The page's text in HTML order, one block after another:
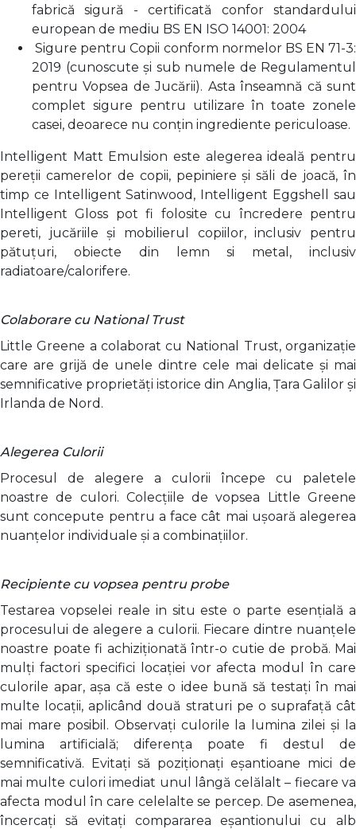
fabrică sigură - certificată confor standardului
european de mediu BS EN ISO 14001: 2004
Sigure pentru Copii conform normelor BS EN 71-3:
2019 (cunoscute și sub numele de Regulamentul
pentru Vopsea de Jucării). Asta înseamnă că sunt
complet sigure pentru utilizare în toate zonele
casei, deoarece nu conțin ingrediente periculoase.
Intelligent Matt Emulsion este alegerea ideală pentru
pereții camerelor de copii, pepiniere și săli de joacă, în
timp ce Intelligent Satinwood, Intelligent Eggshell sau
Intelligent Gloss pot fi folosite cu încredere pentru
pereti, jucăriile și mobilierul copiilor, inclusiv pentru
pătuțuri, obiecte din lemn si metal, inclusiv
radiatoare/calorifere.
Colaborare cu National Trust
Little Greene a colaborat cu National Trust, organizație
care are grijă de unele dintre cele mai delicate și mai
semnificative proprietăți istorice din Anglia, Țara Galilor și
Irlanda de Nord.
Alegerea Culorii
Procesul de alegere a culorii începe cu paletele
noastre de culori. Colecțiile de vopsea Little Greene
sunt concepute pentru a face cât mai ușoară alegerea
nuanțelor individuale și a combinațiilor.
Recipiente cu vopsea pentru probe
Testarea vopselei reale in situ este o parte esențială a
procesului de alegere a culorii. Fiecare dintre nuanțele
noastre poate fi achiziționată într-o cutie de probă. Mai
mulți factori specifici locației vor afecta modul în care
culorile apar, așa că este o idee bună să testați în mai
multe locații, aplicând două straturi pe o suprafață cât
mai mare posibil. Observați culorile la lumina zilei și la
lumina artificială; diferența poate fi destul de
semnificativă. Evitați să poziționați eșantioane mici de
mai multe culori imediat unul lângă celălalt – fiecare va
afecta modul în care celelalte se percep. De asemenea,
încercați să evitați compararea eșantionului cu alb